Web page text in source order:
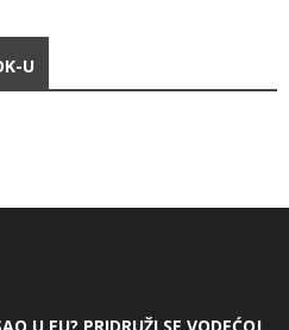
U
U EU? PRIDRUŽI SE VODEĆOJ